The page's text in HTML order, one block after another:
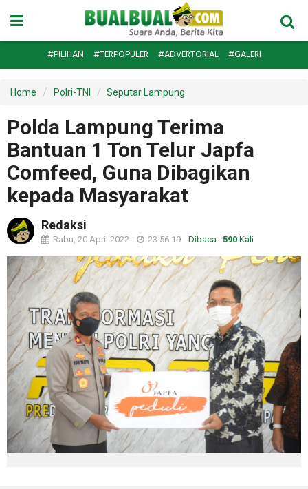
#PILIHAN #TERPOPULER #ADVERTORIAL #GALERI
Home Polri-TNI Seputar Lampung
Polda Lampung Terima
Bantuan 1 Ton Telur Japfa
Comfeed, Guna Dibagikan
kepada Masyarakat
Redaksi
Rabu, 20 April 2022 23:56:19 Dibaca : 590 Kali